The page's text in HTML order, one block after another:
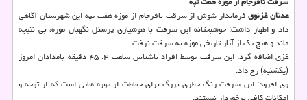
عدنان غزنویفرماندار شوش از سرقت نافرجام از موزه هفت تپه این شهرستان آگاهی
داد و اظهار داشت: خوشبختانه این سرقت با هوشیاری پرسنل نگهبان موزه، بی نتیجه
ماند و هیچ یک از آثار تاریخی موزه به سرقت نرفت.
غزی اضافه کرد: این سرقت توسط افراد ناشناس ساعت ۴: ۴۵ دقیقه بامدادان امروز
(یکشنبه) رخ داد.
وی افزود: این سرقت زنگ خطری بزرگ برای حفاظت از موزه هایی است که از توجه و